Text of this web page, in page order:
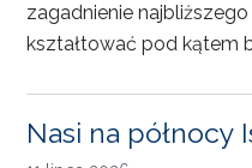
zagadnienie
kształtować pod kątem
Nasi na północy